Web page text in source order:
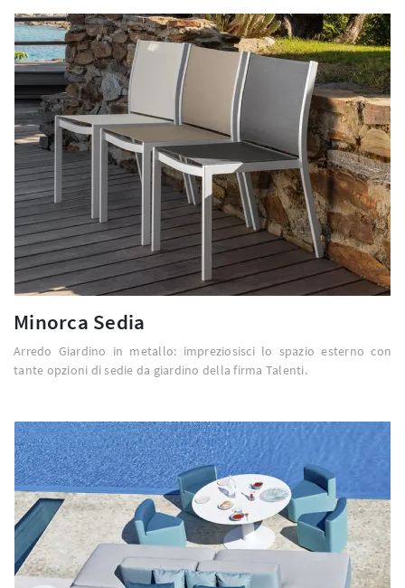
Minorca Sedia
Arredo Giardino in metallo: impreziosisci lo spazio esterno con
tante opzioni di sedie da giardino della firma Talenti.